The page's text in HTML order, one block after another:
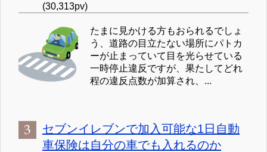
(30,313pv)
たまに見かける方もおられるでしょ
う、道路の目立たない場所にパトカ
ーが止まっていて目を光らせている
一時停止違反ですが、果たしてどれ
程の違反点数が加算され、...
セブンイレブンで加入可能な1日自動
車保険は自分の車でも入れるのか